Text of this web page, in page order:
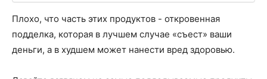
Плохо, что часть этих продуктов - откровенная
подделка, которая в лучшем случае «съест» ваши
деньги, а в худшем может нанести вред здоровью.